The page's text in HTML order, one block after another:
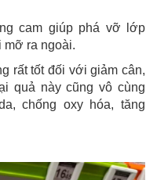
cam giúp phá vỡ lớp
mỡ ra ngoài.
rất tốt đối với giảm cân,
quả này cũng vô cùng
chống oxy hóa, tăng